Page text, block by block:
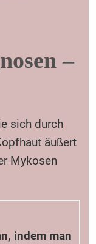
–
sich durch
äußert
Mykosen
indem man